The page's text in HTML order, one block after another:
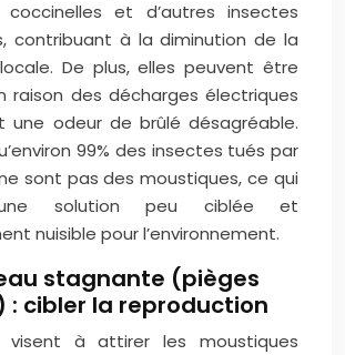
coccinelles et d’autres insectes
contribuant à la diminution de la
De plus, elles peuvent être
raison des décharges électriques
une odeur de brûlé désagréable.
99% des insectes tués par
sont pas des moustiques, ce qui
solution peu ciblée et
nuisible pour l’environnement.
stagnante (pièges
: cibler la reproduction
visent à attirer les moustiques